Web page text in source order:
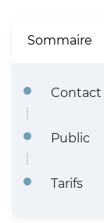
a
n
Sommaire
Contact
Public
Tarifs